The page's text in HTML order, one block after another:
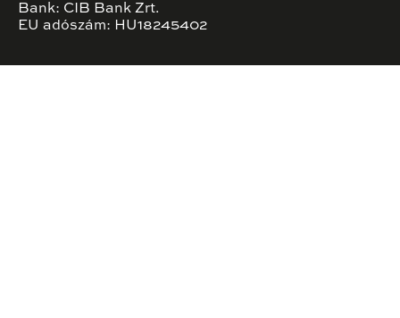
Bank: CIB Bank Zrt.
EU adószám: HU18245402